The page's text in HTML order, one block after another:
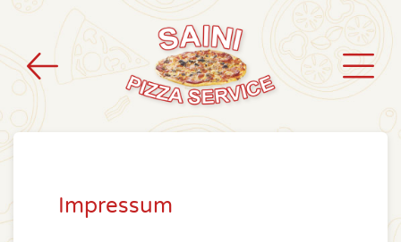
Impressum